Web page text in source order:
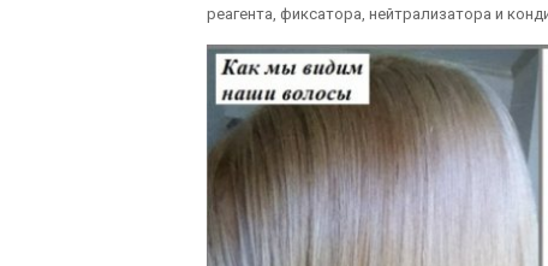
реагента, фиксатора, нейтрализатора и